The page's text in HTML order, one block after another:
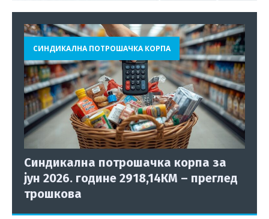
СИНДИКАЛНА ПОТРОШАЧКА КОРПА
Синдикална потрошачка корпа за
јун 2026. године 2918,14КМ – преглед
трошкова